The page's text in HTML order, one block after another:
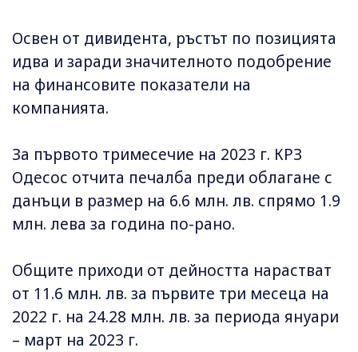
Освен от дивидента, ръстът по позицията
идва и заради значителното подобрение
на финансовите показатели на
компанията.
За първото тримесечие на 2023 г. КРЗ
Одесос отчита печалба преди облагане с
данъци в размер на 6.6 млн. лв. спрямо 1.9
млн. лева за година по-рано.
Общите приходи от дейността нарастват
от 11.6 млн. лв. за първите три месеца на
2022 г. на 24.28 млн. лв. за периода януари
– март на 2023 г.